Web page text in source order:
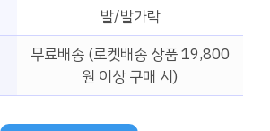
발/발가락
무료배송 (로켓배송 상품 19,800
원 이상 구매 시)